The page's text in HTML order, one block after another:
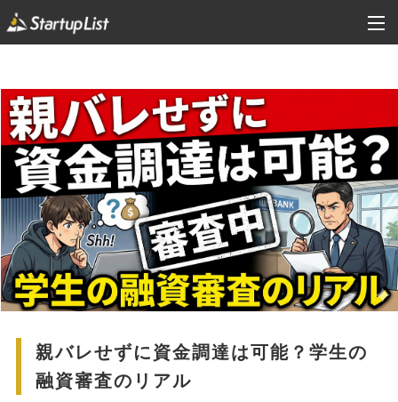
親バレせずに資金調達は可能？学生の
融資審査のリアル